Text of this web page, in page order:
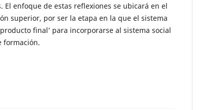
El enfoque de estas reflexiones se ubicará en el
superior, por ser la etapa en la que el sistema
final’ para incorporarse al sistema social
formación.